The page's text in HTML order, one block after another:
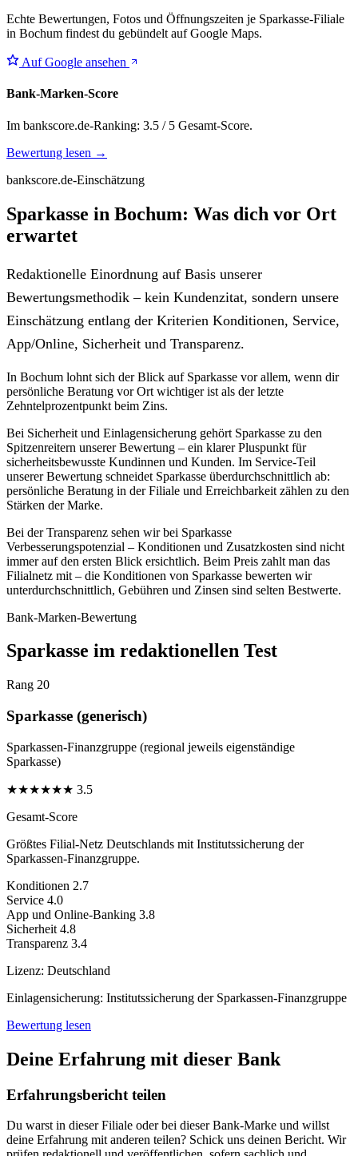
Echte Bewertungen, Fotos und Öffnungszeiten je Sparkasse-Filiale
in Bochum findest du gebündelt auf Google Maps.
Auf Google ansehen
Bank-Marken-Score
Im bankscore.de-Ranking: 3.5 / 5 Gesamt-Score.
Bewertung lesen →
bankscore.de-Einschätzung
Sparkasse in Bochum: Was dich vor Ort
erwartet
Redaktionelle Einordnung auf Basis unserer
Bewertungsmethodik – kein Kundenzitat, sondern unsere
Einschätzung entlang der Kriterien Konditionen, Service,
App/Online, Sicherheit und Transparenz.
In Bochum lohnt sich der Blick auf Sparkasse vor allem, wenn dir
persönliche Beratung vor Ort wichtiger ist als der letzte
Zehntelprozentpunkt beim Zins.
Bei Sicherheit und Einlagensicherung gehört Sparkasse zu den
Spitzenreitern unserer Bewertung – ein klarer Pluspunkt für
sicherheitsbewusste Kundinnen und Kunden. Im Service-Teil
unserer Bewertung schneidet Sparkasse überdurchschnittlich ab:
persönliche Beratung in der Filiale und Erreichbarkeit zählen zu den
Stärken der Marke.
Bei der Transparenz sehen wir bei Sparkasse
Verbesserungspotenzial – Konditionen und Zusatzkosten sind nicht
immer auf den ersten Blick ersichtlich. Beim Preis zahlt man das
Filialnetz mit – die Konditionen von Sparkasse bewerten wir
unterdurchschnittlich, Gebühren und Zinsen sind selten Bestwerte.
Bank-Marken-Bewertung
Sparkasse im redaktionellen Test
Rang 20
Sparkasse (generisch)
Sparkassen-Finanzgruppe (regional jeweils eigenständige
Sparkasse)
★★★★★★ 3.5
Gesamt-Score
Größtes Filial-Netz Deutschlands mit Institutssicherung der
Sparkassen-Finanzgruppe.
Konditionen 2.7
Service 4.0
App und Online-Banking 3.8
Sicherheit 4.8
Transparenz 3.4
Lizenz: Deutschland
Einlagensicherung: Institutssicherung der Sparkassen-Finanzgruppe
Bewertung lesen
Deine Erfahrung mit dieser Bank
Erfahrungsbericht teilen
Du warst in dieser Filiale oder bei dieser Bank-Marke und willst
deine Erfahrung mit anderen teilen? Schick uns deinen Bericht. Wir